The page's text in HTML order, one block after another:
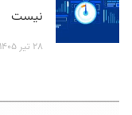
نیست
۲۸ تیر ۱۴۰۵